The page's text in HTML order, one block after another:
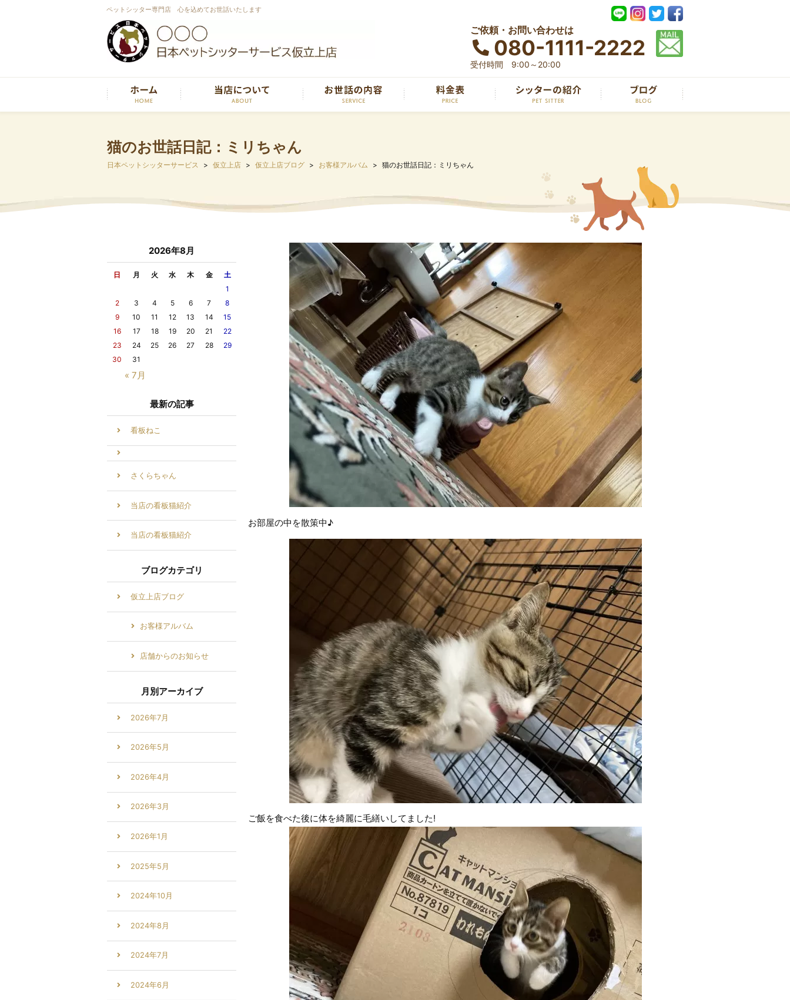
ペットシッター専門店 心を込めてお世話いたします
ご依頼・お問い合わせは
080-1111-2222
受付時間 9:00～20:00
猫のお世話日記：ミリちゃん
日本ペットシッターサービス 仮立上店 仮立上店ブログ お客様アルバム 猫のお世話日記：ミリちゃん
お部屋の中を散策中♪
ご飯を食べた後に体を綺麗に毛繕いしてました!
2026年8月
日 月 火 水 木 金 土
« 7月
1
2
3 4 5 6 7
8
9
10 11 12 13 14
15
16
17 18 19 20 21
22
23
24 25 26 27 28
29
30
31
最新の記事
看板ねこ
さくらちゃん
当店の看板猫紹介
当店の看板猫紹介
ブログカテゴリ
仮立上店ブログ
お客様アルバム
店舗からのお知らせ
月別アーカイブ
2026年7月
2026年5月
2026年4月
2026年3月
2026年1月
2025年5月
2024年10月
2024年8月
2024年7月
2024年6月